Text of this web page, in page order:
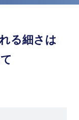
る細さは